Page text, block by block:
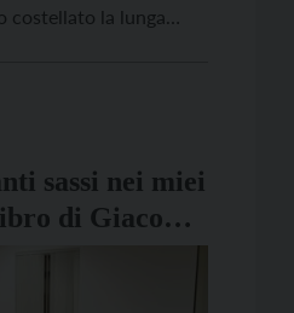
costellato la lunga
sassi nei miei
di Giacomo